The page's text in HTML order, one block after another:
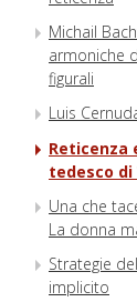
Michail
armoniche
figurali
Luis
Reticenza
tedesco
Una che
La donna
Strategie
implicito